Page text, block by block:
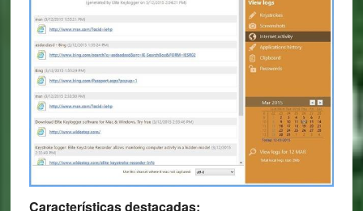
Características destacadas: